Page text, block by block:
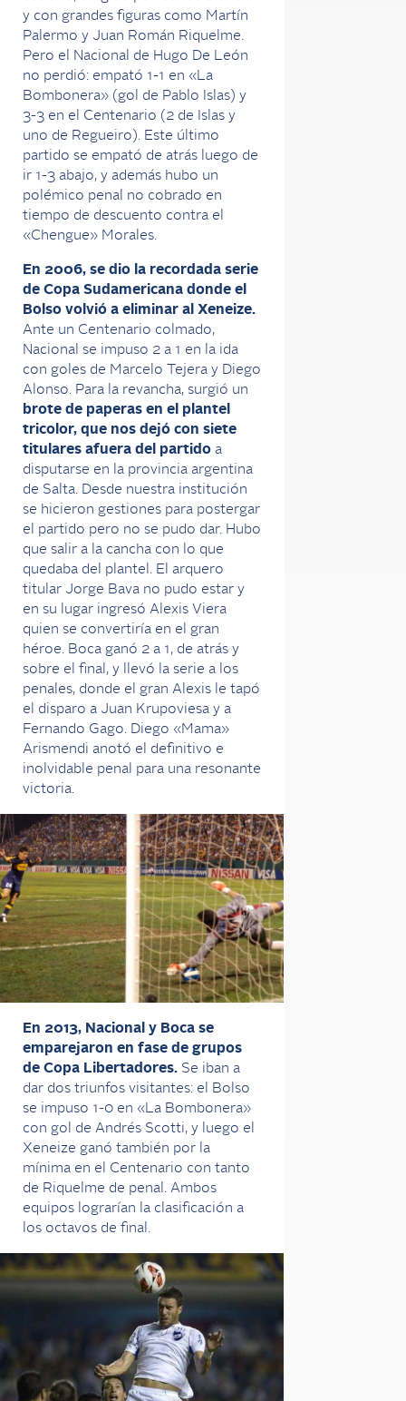
y con grandes figuras como Martín
Palermo y Juan Román Riquelme.
Pero el Nacional de Hugo De León
no perdió: empató 1-1 en «La
Bombonera» (gol de Pablo Islas) y
3-3 en el Centenario (2 de Islas y
uno de Regueiro). Este último
partido se empató de atrás luego de
ir 1-3 abajo, y además hubo un
polémico penal no cobrado en
tiempo de descuento contra el
«Chengue» Morales.
En 2006, se dio la recordada serie
de Copa Sudamericana donde el
Bolso volvió a eliminar al Xeneize.
Ante un Centenario colmado,
Nacional se impuso 2 a 1 en la ida
con goles de Marcelo Tejera y Diego
Alonso. Para la revancha, surgió un
brote de paperas en el plantel
tricolor, que nos dejó con siete
titulares afuera del partido a
disputarse en la provincia argentina
de Salta. Desde nuestra institución
se hicieron gestiones para postergar
el partido pero no se pudo dar. Hubo
que salir a la cancha con lo que
quedaba del plantel. El arquero
titular Jorge Bava no pudo estar y
en su lugar ingresó Alexis Viera
quien se convertiría en el gran
héroe. Boca ganó 2 a 1, de atrás y
sobre el final, y llevó la serie a los
penales, donde el gran Alexis le tapó
el disparo a Juan Krupoviesa y a
Fernando Gago. Diego «Mama»
Arismendi anotó el definitivo e
inolvidable penal para una resonante
victoria.
En 2013, Nacional y Boca se
emparejaron en fase de grupos
de Copa Libertadores. Se iban a
dar dos triunfos visitantes: el Bolso
se impuso 1-0 en «La Bombonera»
con gol de Andrés Scotti, y luego el
Xeneize ganó también por la
mínima en el Centenario con tanto
de Riquelme de penal. Ambos
equipos lograrían la clasificación a
los octavos de final.